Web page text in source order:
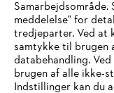
IHR
meddelelse" for
tredjeparter. Ved at
samtykke til brugen
databehandling.
brugen af alle ikke-
Indstillinger kan du